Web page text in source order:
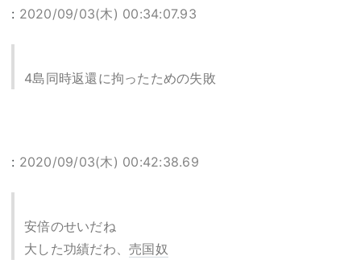
: 2020/09/03(木) 00:34:07.93
4島同時返還に拘ったための失敗
: 2020/09/03(木) 00:42:38.69
安倍のせいだね
大した功績だわ、 売国奴